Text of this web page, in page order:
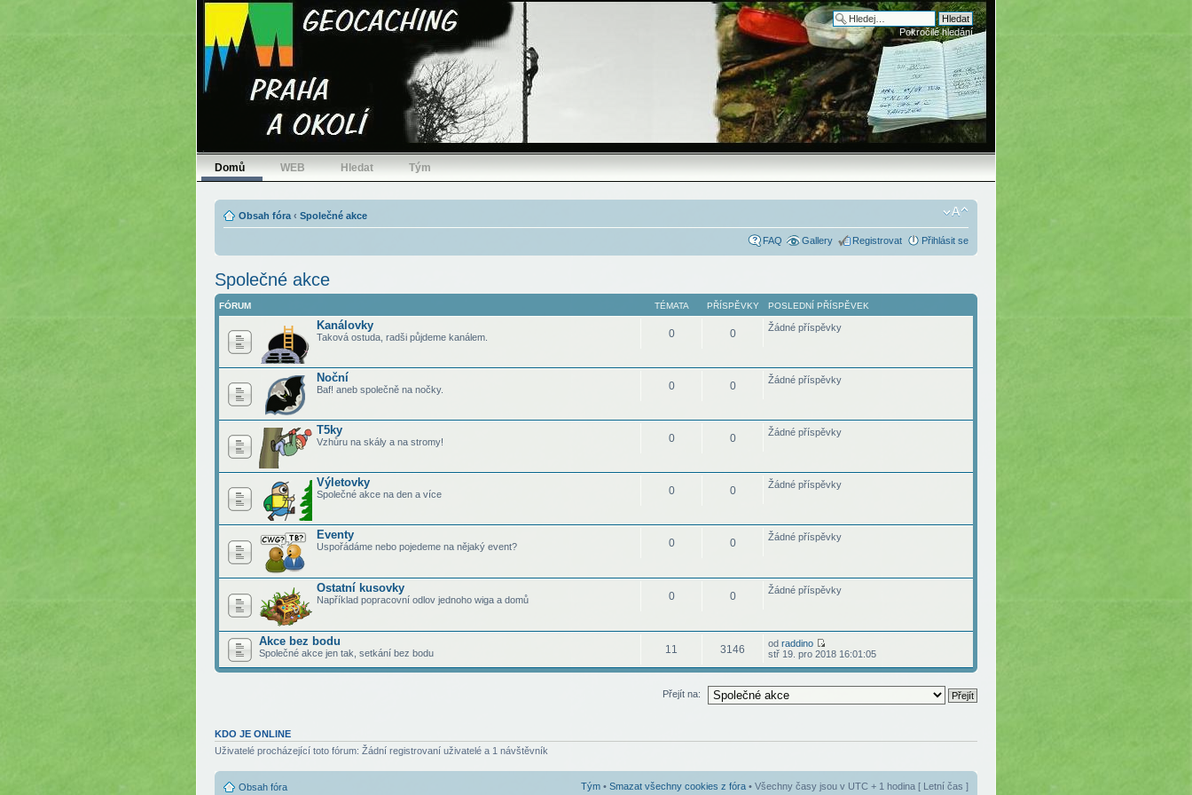
Pokročilé hledání
Domů WEB Hledat Tým
Obsah fóra ‹ Společné akce
FAQ Gallery Registrovat Přihlásit se
Společné akce
FÓRUM TÉMATA PŘÍSPĚVKY POSLEDNÍ PŘÍSPĚVEK
Kanálovky
Taková ostuda, radši půjdeme kanálem. 0 0 Žádné příspěvky
Noční
Baf! aneb společně na nočky. 0 0 Žádné příspěvky
T5ky
Vzhůru na skály a na stromy! 0 0 Žádné příspěvky
Výletovky
Společné akce na den a více 0 0 Žádné příspěvky
Eventy
Uspořádáme nebo pojedeme na nějaký event? 0 0 Žádné příspěvky
Ostatní kusovky
Například popracovní odlov jednoho wiga a domů 0 0 Žádné příspěvky
Akce bez bodu
Společné akce jen tak, setkání bez bodu 11 3146 od raddino
stř 19. pro 2018 16:01:05
Přejít na:
KDO JE ONLINE
Uživatelé procházející toto fórum: Žádní registrovaní uživatelé a 1 návštěvník
Obsah fóra Tým • Smazat všechny cookies z fóra • Všechny časy jsou v UTC + 1 hodina [ Letní čas ]